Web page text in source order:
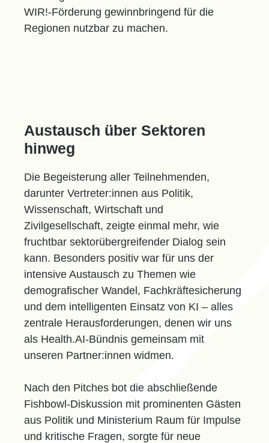
WIR!-Förderung gewinnbringend für die
Regionen nutzbar zu machen.
Austausch über Sektoren
hinweg
Die Begeisterung aller Teilnehmenden,
darunter Vertreter:innen aus Politik,
Wissenschaft, Wirtschaft und
Zivilgesellschaft, zeigte einmal mehr, wie
fruchtbar sektorübergreifender Dialog sein
kann. Besonders positiv war für uns der
intensive Austausch zu Themen wie
demografischer Wandel, Fachkräftesicherung
und dem intelligenten Einsatz von KI – alles
zentrale Herausforderungen, denen wir uns
als Health.AI-Bündnis gemeinsam mit
unseren Partner:innen widmen.
Nach den Pitches bot die abschließende
Fishbowl-Diskussion mit prominenten Gästen
aus Politik und Ministerium Raum für Impulse
und kritische Fragen, sorgte für neue